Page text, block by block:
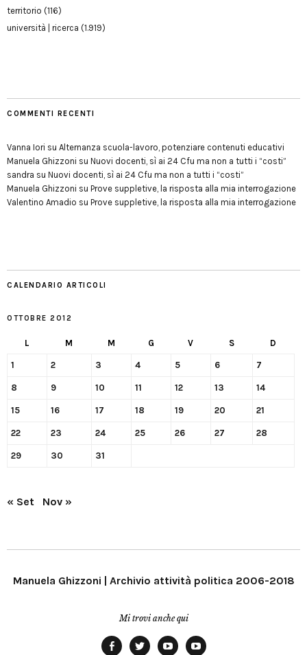
territorio (116)
università | ricerca (1.919)
COMMENTI RECENTI
Vanna Iori su Alternanza scuola-lavoro, potenziare contenuti educativi
Manuela Ghizzoni su Nuovi docenti, sì ai 24 Cfu ma non a tutti i “costi”
sandra su Nuovi docenti, sì ai 24 Cfu ma non a tutti i “costi”
Manuela Ghizzoni su Prove suppletive, la risposta alla mia interrogazione
Valentino Amadio su Prove suppletive, la risposta alla mia interrogazione
CALENDARIO ARTICOLI
OTTOBRE 2012
L M M G V S D
1 2 3 4 5 6 7
8 9 10 11 12 13 14
15 16 17 18 19 20 21
22 23 24 25 26 27 28
29 30 31
« Set Nov »
Manuela Ghizzoni | Archivio attività politica 2006-2018
Mi trovi anche qui